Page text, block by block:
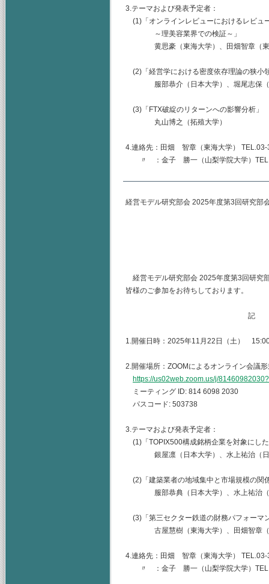
3.テーマおよび発表予定者：
(1)「オンラインレビューにおけるレビュ
～理美容業界での検証～」
黄思豪（東海大学）、田畑智章（東
(2)「経営学における密度依存理論の狭小
服部恭介（日本大学）、堀尾志保（
(3)「FTX破綻のリターンへの影響分析」
丸山博之（拓殖大学）
4.連絡先：田畑 智章（東海大学）
〃 ：金子 勝一（山梨学院大学）
経営モデル研究部会 2025年度第3回研究部
経営モデル研究部会 2025年度第3回研究
皆様のご参加をお待ちしております。
記
1.開催日時：2025年11月22日（土）
2.開催場所：ZOOMによるオンライン会議
https://us02web.zoom.us/j/
ミーティング ID: 814 6098 2030
パスコード: 503738
3.テーマおよび発表予定者：
(1)「TOPIX500構成銘柄企業を対象にし
銀屋凛（日本大学）、水上祐治（日
(2)「建築業者の地域集中と市場規模の関
服部恭典（日本大学）、水上祐治（
(3)「第三セクター鉄道の財務パフォーマ
古屋慧樹（東海大学）、田畑智章（
4.連絡先：田畑 智章（東海大学）
〃 ：金子 勝一（山梨学院大学）